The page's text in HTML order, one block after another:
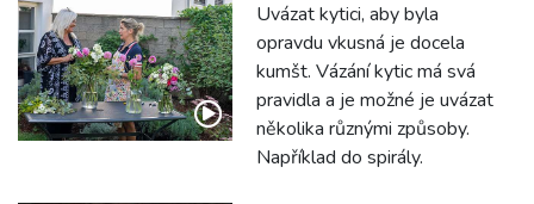
Uvázat kytici, aby byla
opravdu vkusná je docela
kumšt. Vázání kytic má svá
pravidla a je možné je uvázat
několika různými způsoby.
Například do spirály.